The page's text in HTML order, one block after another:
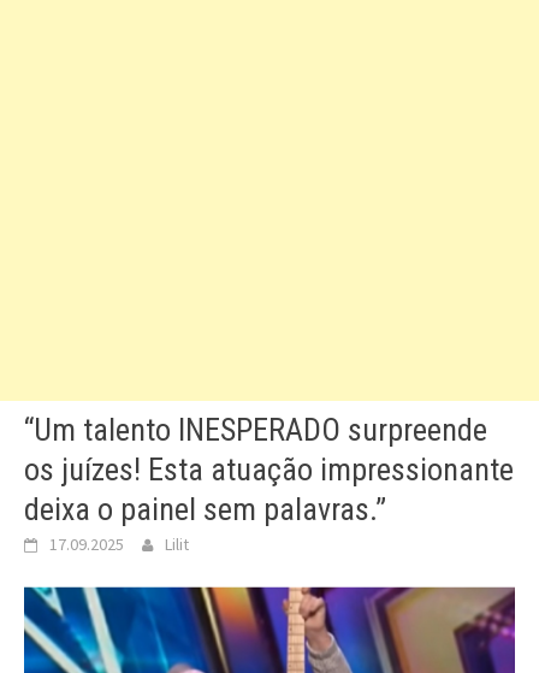
“Um talento INESPERADO surpreende
os juízes! Esta atuação impressionante
deixa o painel sem palavras.”
17.09.2025 Lilit